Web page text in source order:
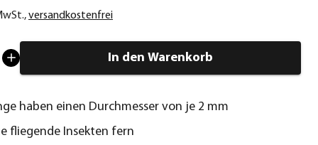
,versandkostenfrei
In den Warenkorb
haben einen Durchmesser von je 2 mm
fliegende Insekten fern